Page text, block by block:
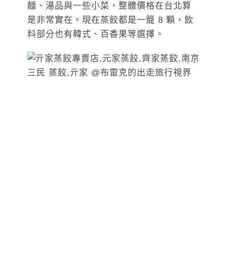
麵、湯品與一些小菜，整體價格在台北算
是非常實在。現在蒸餃都是一籠 8 顆，飲
料部分也有韓式、百香果等選擇。